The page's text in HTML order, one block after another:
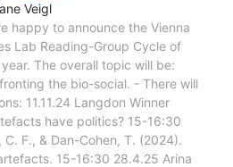
Veigl
happy to announce the Vienna
Lab Reading-Group Cycle of
The overall topic will be:
the bio-social. - There will
11.11.24 Langdon Winner
have politics? 15-16:30
C. F., & Dan-Cohen, T. (2024).
15-16:30 28.4.25 Arina